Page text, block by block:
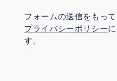
フォームの送信をもって
プライバシーポリシー
す。